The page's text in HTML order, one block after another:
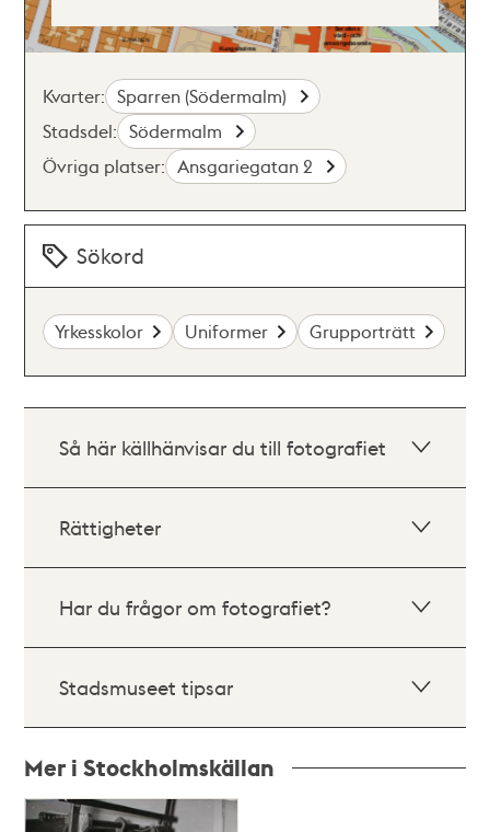
Kvarter: Sparren (Södermalm)
Stadsdel: Södermalm
Övriga platser: Ansgariegatan 2
Sökord
Yrkesskolor Uniformer Grupporträtt
Så här källhänvisar du till fotografiet
Rättigheter
Har du frågor om fotografiet?
Stadsmuseet tipsar
Mer i Stockholmskällan
Relaterade